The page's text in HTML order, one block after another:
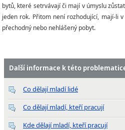
bytů, které setrvávají či mají v úmyslu
jeden rok. Přitom není rozhodující, mají-li
přechodný nebo nehlášený pobyt.
Další informace k této
Co dělají mladí lidé
Co dělají mladí, kteří pracují
Kde dělají mladí, kteří pracují